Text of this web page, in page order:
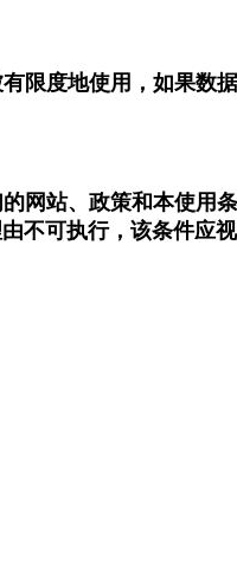
限度地使用，如果数
网站、政策和本使用
可执行，该条件应